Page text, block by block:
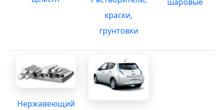
краски,
грунтовки
Нержавеющий